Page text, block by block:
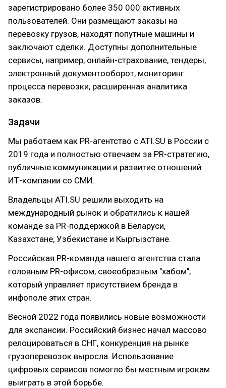
зарегистрировано более 350 000 активных
пользователей. Они размещают заказы на
перевозку грузов, находят попутные машины и
заключают сделки. Доступны дополнительные
сервисы, например, онлайн-страхование, тендеры,
электронный документооборот, мониторинг
процесса перевозки, расширенная аналитика
заказов.
Задачи
Мы работаем как PR-агентство с ATI.SU в России с
2019 года и полностью отвечаем за PR-стратегию,
публичные коммуникации и развитие отношений
ИТ-компании со СМИ.
Владельцы ATI.SU решили выходить на
международный рынок и обратились к нашей
команде за PR-поддержкой в Беларуси,
Казахстане, Узбекистане и Кыргызстане.
Российская PR-команда нашего агентства стала
головным PR-офисом, своеобразным "хабом",
который управляет присутствием бренда в
инфополе этих стран.
Весной 2022 года появились новые возможности
для экспансии. Российский бизнес начал массово
релоцироваться в СНГ, конкуренция на рынке
грузоперевозок выросла. Использование
цифровых сервисов помогло бы местным игрокам
выиграть в этой борьбе.